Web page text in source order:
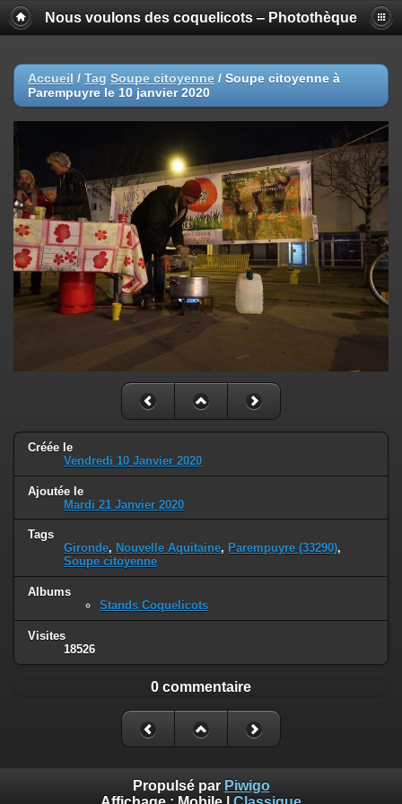
Nous voulons des coquelicots ‒ Photothèque
Accueil / Tag Soupe citoyenne / Soupe citoyenne à
Parempuyre le 10 janvier 2020
Créée le
Vendredi 10 Janvier 2020
Ajoutée le
Mardi 21 Janvier 2020
Tags
Gironde, Nouvelle Aquitaine, Parempuyre (33290),
Soupe citoyenne
Albums
Stands Coquelicots
Visites
18526
0 commentaire
Propulsé par Piwigo